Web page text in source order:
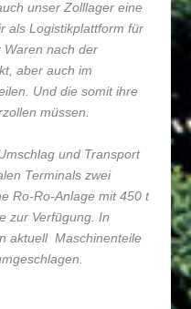
unser Zolllager eine
als Logistikplattform für
Waren nach der
aber auch im
Und die somit ihre
müssen.
und Transport
Terminals zwei
Ro-Ro-Anlage mit 450 t
zur Verfügung. In
aktuell Maschinenteile